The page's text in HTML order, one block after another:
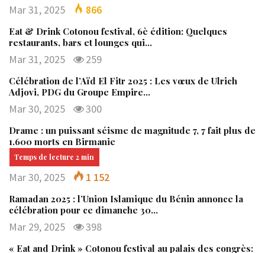
Mar 31, 2025 866
Eat & Drink Cotonou festival, 6è édition: Quelques
restaurants, bars et lounges qui…
Mar 31, 2025 259
Célébration de l’Aïd El Fitr 2025 : Les vœux de Ulrich
Adjovi, PDG du Groupe Empire…
Mar 30, 2025 300
Drame : un puissant séisme de magnitude 7, 7 fait plus de
1.600 morts en Birmanie
Mar 30, 2025 1 152
Ramadan 2025 : l’Union Islamique du Bénin annonce la
célébration pour ce dimanche 30…
Mar 29, 2025 398
« Eat and Drink » Cotonou festival au palais des congrès: